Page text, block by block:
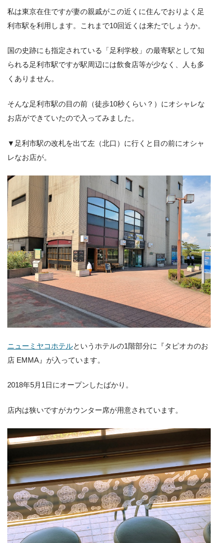
私は東京在住ですが妻の親戚がこの近くに住んでおりよく足
利市駅を利用します。これまで10回近くは来たでしょうか。
国の史跡にも指定されている「足利学校」の最寄駅として知
られる足利市駅ですが駅周辺には飲食店等が少なく、人も多
くありません。
そんな足利市駅の目の前（徒歩10秒くらい？）にオシャレな
お店ができていたので入ってみました。
▼足利市駅の改札を出て左（北口）に行くと目の前にオシャ
レなお店が。
ニューミヤコホテルというホテルの1階部分に『タピオカのお
店 EMMA』が入っています。
2018年5月1日にオープンしたばかり。
店内は狭いですがカウンター席が用意されています。